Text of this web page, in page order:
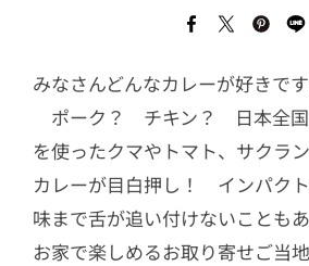
みなさんどんなカレーが好きで
ポーク？ チキン？ 日本全国
を使ったクマやトマト、サクラ
カレーが目白押し！ インパク
味まで舌が追い付けないことも
お家で楽しめるお取り寄せご当